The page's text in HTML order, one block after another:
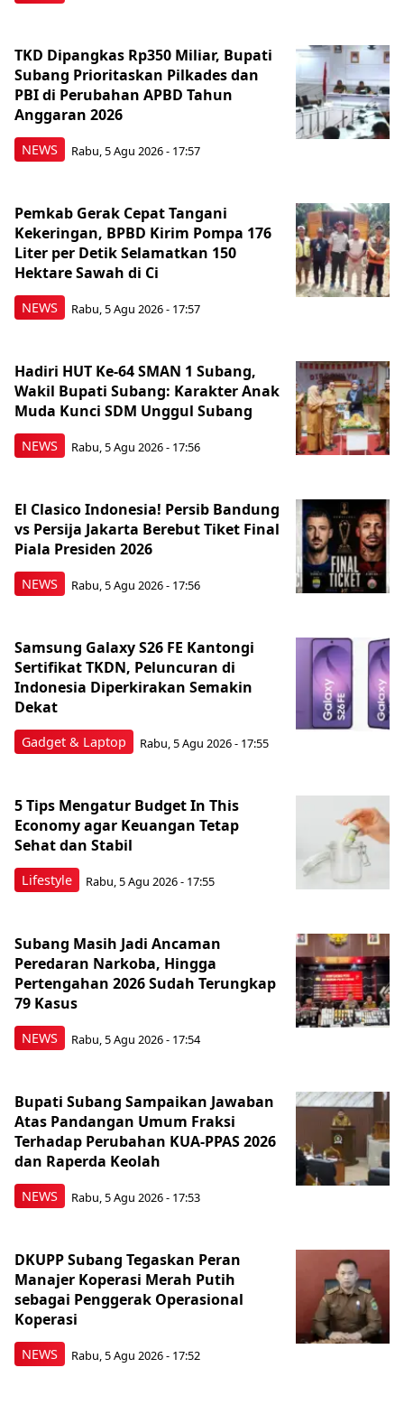
NEWS
TKD Dipangkas Rp350 Miliar, Bupati
Subang Prioritaskan Pilkades dan
PBI di Perubahan APBD Tahun
Anggaran 2026
Rabu, 5 Agu 2026 - 17:57
NEWS
Pemkab Gerak Cepat Tangani
Kekeringan, BPBD Kirim Pompa 176
Liter per Detik Selamatkan 150
Hektare Sawah di Ci
Rabu, 5 Agu 2026 - 17:57
NEWS
Hadiri HUT Ke-64 SMAN 1 Subang,
Wakil Bupati Subang: Karakter Anak
Muda Kunci SDM Unggul Subang
Rabu, 5 Agu 2026 - 17:56
NEWS
El Clasico Indonesia! Persib Bandung
vs Persija Jakarta Berebut Tiket Final
Piala Presiden 2026
Rabu, 5 Agu 2026 - 17:56
Gadget & Laptop
Samsung Galaxy S26 FE Kantongi
Sertifikat TKDN, Peluncuran di
Indonesia Diperkirakan Semakin
Dekat
Rabu, 5 Agu 2026 - 17:55
Lifestyle
5 Tips Mengatur Budget In This
Economy agar Keuangan Tetap
Sehat dan Stabil
Rabu, 5 Agu 2026 - 17:55
NEWS
Subang Masih Jadi Ancaman
Peredaran Narkoba, Hingga
Pertengahan 2026 Sudah Terungkap
79 Kasus
Rabu, 5 Agu 2026 - 17:54
NEWS
Bupati Subang Sampaikan Jawaban
Atas Pandangan Umum Fraksi
Terhadap Perubahan KUA-PPAS 2026
dan Raperda Keolah
Rabu, 5 Agu 2026 - 17:53
NEWS
DKUPP Subang Tegaskan Peran
Manajer Koperasi Merah Putih
sebagai Penggerak Operasional
Koperasi
Rabu, 5 Agu 2026 - 17:52